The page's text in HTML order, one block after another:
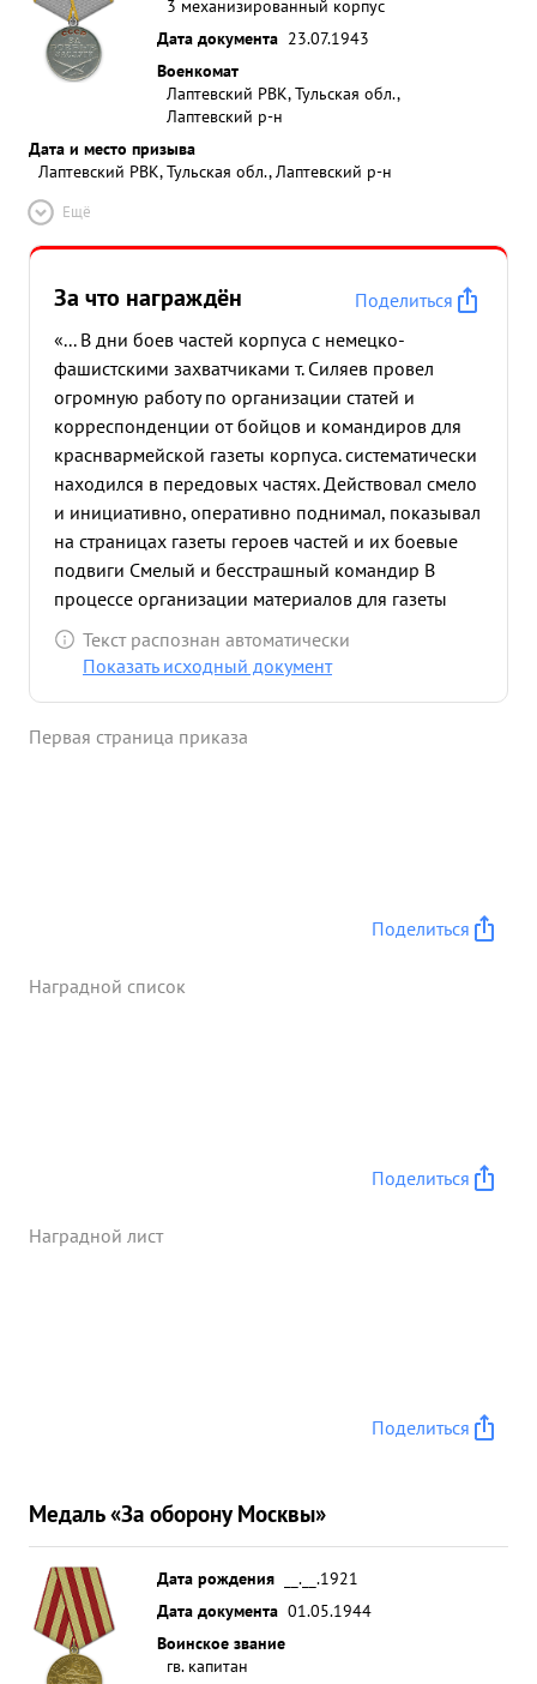
3 механизированный корпус
Дата документа 23.07.1943
Военкомат
Лаптевский РВК, Тульская обл.,
Лаптевский р-н
Дата и место призыва
Лаптевский РВК, Тульская обл., Лаптевский р-н
Ещё
За что награждён
Поделиться
«... В дни боев частей корпуса с немецко-
фашистскими захватчиками т. Силяев провел
огромную работу по организации статей и
корреспонденции от бойцов и командиров для
краснвармейской газеты корпуса. систематически
находился в передовых частях. Действовал смело
и инициативно, оперативно поднимал, показывал
на страницах газеты героев частей и их боевые
подвиги Смелый и бесстрашный командир В
процессе организации материалов для газеты
неоднократно попадал под вражеские бомбежки
и обстрел из орудий Вел себя мужественно
качества и внешнего вида. Достоен
Текст распознан автоматически
Показать исходный документ
Первая страница приказа
Поделиться
Наградной список
Поделиться
Наградной лист
Поделиться
Медаль «За оборону Москвы»
Дата рождения
__.__.1921
Дата документа 01.05.1944
Воинское звание
гв. капитан